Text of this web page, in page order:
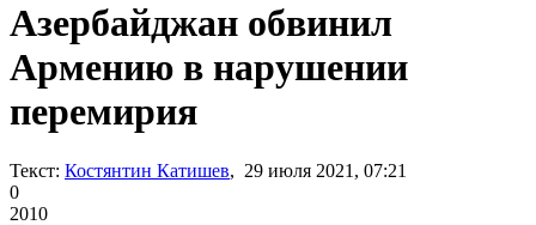
Азербайджан обвинил
Армению в нарушении
перемирия
Текст: Костянтин Катишев, 29 июля 2021, 07:21
0
2010